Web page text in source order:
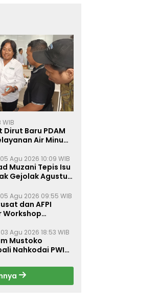
Dirut Baru PDAM
Air Minum
Agu 2026 10:09 WIB
Muzani Tepis Isu
Gejolak Agustus
Persatuan
Agu 2026 09:55 WIB
dan AFPI
Workshop
Keuangan, dan
Publik
Agu 2026 18:53 WIB
Mustoko
Nahkodai PWI
Sinergi Antar
Kian Kuat